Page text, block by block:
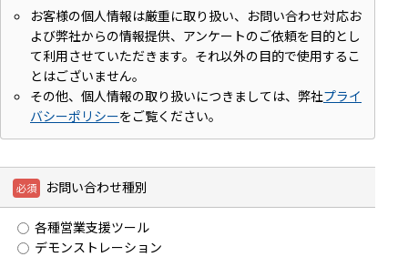
お客様の個人情報は厳重に取り扱い、お問い合わせ対応お
よび弊社からの情報提供、アンケートのご依頼を目的とし
て利用させていただきます。それ以外の目的で使用するこ
とはございません。
その他、個人情報の取り扱いにつきましては、弊社プライ
バシーポリシーをご覧ください。
お問い合わせ種別
各種営業支援ツール
デモンストレーション